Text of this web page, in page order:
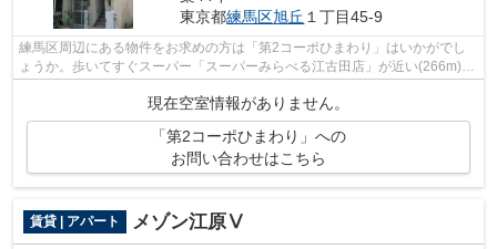
東京都練馬区旭丘 １丁目45-9
練馬区周辺にある物件をお求めの方は「第2コーポひまわり」はいかがでし
ょうか。歩いてすぐスーパー「スーパーみらべる江古田店」が近い(266m)の
もポイント。魅力的な駅近物件となって...
現在空室情報がありません。
「第2コーポひまわり」への
お問い合わせはこちら
賃貸 | アパート メゾン江原Ⅴ